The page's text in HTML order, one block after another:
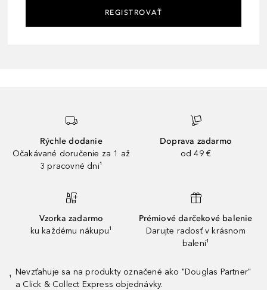
REGISTROVAŤ
Rýchle dodanie
Očakávané doručenie za 1 až
3 pracovné dni¹
Doprava zadarmo
od 49 €
Vzorka zadarmo
ku každému nákupu¹
Prémiové darčekové balenie
Darujte radosť v krásnom
balení¹
¹
Nevzťahuje sa na produkty označené ako "Douglas Partner"
a Click & Collect Express objednávky.